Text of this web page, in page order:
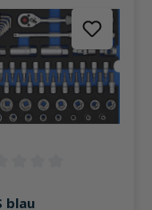
5 Sternen Bewertung
blau